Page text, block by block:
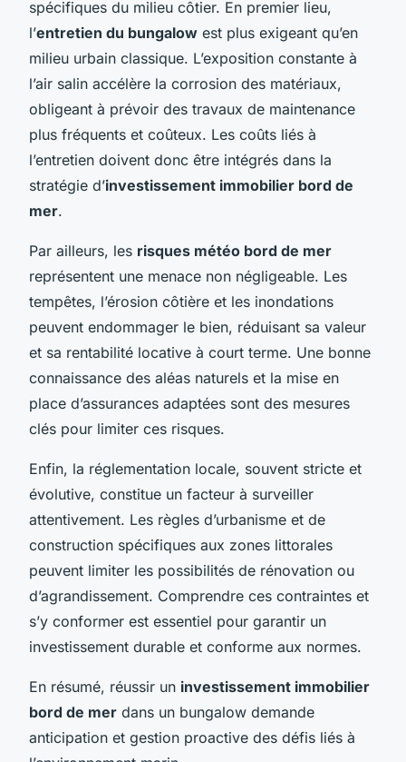
spécifiques du milieu côtier. En premier lieu,
l’entretien du bungalow est plus exigeant qu’en
milieu urbain classique. L’exposition constante à
l’air salin accélère la corrosion des matériaux,
obligeant à prévoir des travaux de maintenance
plus fréquents et coûteux. Les coûts liés à
l’entretien doivent donc être intégrés dans la
stratégie d’investissement immobilier bord de
mer.
Par ailleurs, les risques météo bord de mer
représentent une menace non négligeable. Les
tempêtes, l’érosion côtière et les inondations
peuvent endommager le bien, réduisant sa valeur
et sa rentabilité locative à court terme. Une bonne
connaissance des aléas naturels et la mise en
place d’assurances adaptées sont des mesures
clés pour limiter ces risques.
Enfin, la réglementation locale, souvent stricte et
évolutive, constitue un facteur à surveiller
attentivement. Les règles d’urbanisme et de
construction spécifiques aux zones littorales
peuvent limiter les possibilités de rénovation ou
d’agrandissement. Comprendre ces contraintes et
s’y conformer est essentiel pour garantir un
investissement durable et conforme aux normes.
En résumé, réussir un investissement immobilier
bord de mer dans un bungalow demande
anticipation et gestion proactive des défis liés à